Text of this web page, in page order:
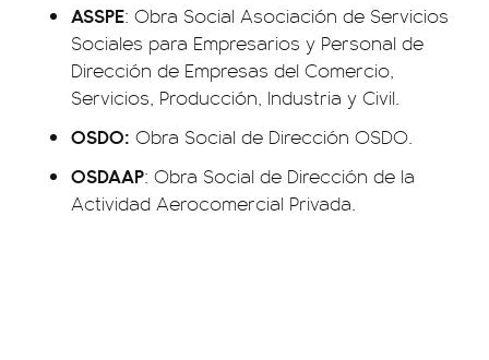
ASSPE: Obra Social Asociación de Servicios
Sociales para Empresarios y Personal de
Dirección de Empresas del Comercio,
Servicios, Producción, Industria y Civil.
OSDO: Obra Social de Dirección OSDO.
OSDAAP: Obra Social de Dirección de la
Actividad Aerocomercial Privada.